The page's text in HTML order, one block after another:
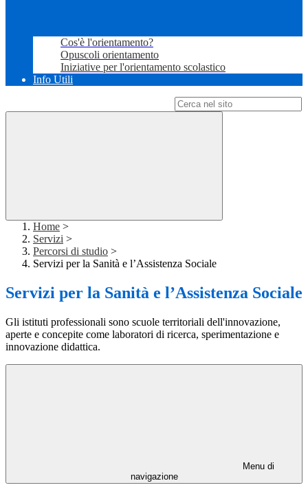
Cos'è l'orientamento?
Opuscoli orientamento
Iniziative per l'orientamento scolastico
Info Utili
Home >
Servizi >
Percorsi di studio >
Servizi per la Sanità e l’Assistenza Sociale
Servizi per la Sanità e l’Assistenza Sociale
Gli istituti professionali sono scuole territoriali dell'innovazione,
aperte e concepite come laboratori di ricerca, sperimentazione e
innovazione didattica.
Menu di
navigazione